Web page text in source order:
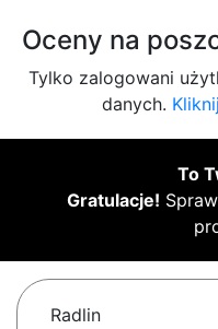
Oceny na
Tylko zalogowani
danych.
To
Gratulacje!
Radlin